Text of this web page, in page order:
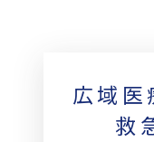
広域医
救